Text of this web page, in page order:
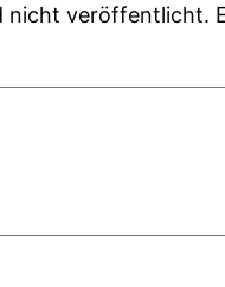
nicht veröffentlicht.